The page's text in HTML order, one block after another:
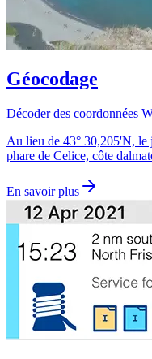
Géocodage
Décoder des coordonnées
Au lieu de 43° 30,205'N,
phare de Celice, côte
En savoir plus